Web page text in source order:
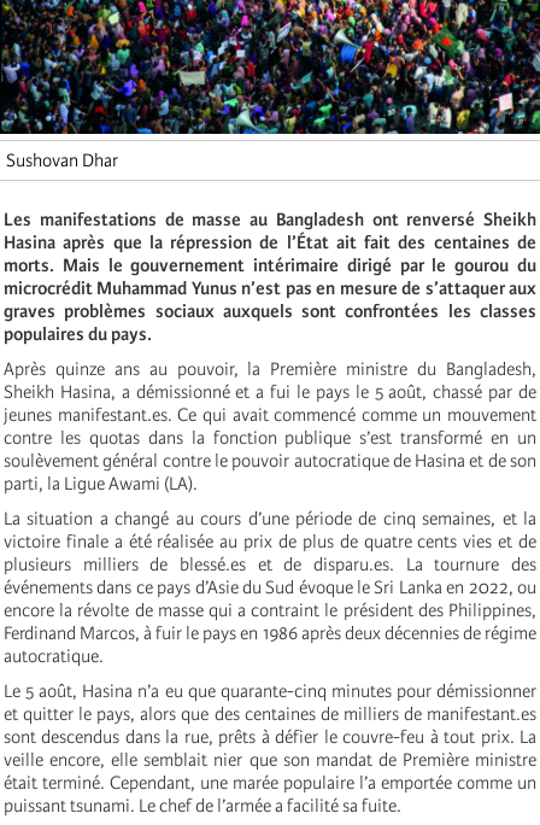
Sushovan Dhar
Les manifestations de masse au Bangladesh ont renversé Sheikh
Hasina après que la répression de l’État ait fait des centaines de
morts. Mais le gouvernement intérimaire dirigé par le gourou du
microcrédit Muhammad Yunus n’est pas en mesure de s’attaquer aux
graves problèmes sociaux auxquels sont confrontées les classes
populaires du pays.
Après quinze ans au pouvoir, la Première ministre du Bangladesh,
Sheikh Hasina, a démissionné et a fui le pays le 5 août, chassé par de
jeunes manifestant.es. Ce qui avait commencé comme un mouvement
contre les quotas dans la fonction publique s’est transformé en un
soulèvement général contre le pouvoir autocratique de Hasina et de son
parti, la Ligue Awami (LA).
La situation a changé au cours d’une période de cinq semaines, et la
victoire finale a été réalisée au prix de plus de quatre cents vies et de
plusieurs milliers de blessé.es et de disparu.es. La tournure des
événements dans ce pays d’Asie du Sud évoque le Sri Lanka en 2022, ou
encore la révolte de masse qui a contraint le président des Philippines,
Ferdinand Marcos, à fuir le pays en 1986 après deux décennies de régime
autocratique.
Le 5 août, Hasina n’a eu que quarante-cinq minutes pour démissionner
et quitter le pays, alors que des centaines de milliers de manifestant.es
sont descendus dans la rue, prêts à défier le couvre-feu à tout prix. La
veille encore, elle semblait nier que son mandat de Première ministre
était terminé. Cependant, une marée populaire l’a emportée comme un
puissant tsunami. Le chef de l’armée a facilité sa fuite.